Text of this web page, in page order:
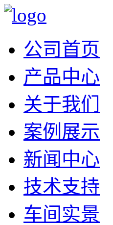
公司首页
产品中心
关于我们
案例展示
新闻中心
技术支持
车间实景